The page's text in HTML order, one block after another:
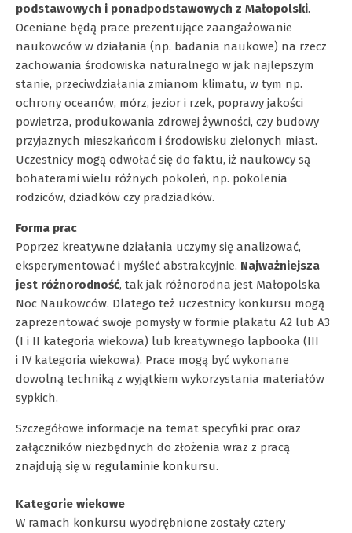
podstawowych i ponadpodstawowych z Małopolski.
Oceniane będą prace prezentujące zaangażowanie
naukowców w działania (np. badania naukowe) na rzecz
zachowania środowiska naturalnego w jak najlepszym
stanie, przeciwdziałania zmianom klimatu, w tym np.
ochrony oceanów, mórz, jezior i rzek, poprawy jakości
powietrza, produkowania zdrowej żywności, czy budowy
przyjaznych mieszkańcom i środowisku zielonych miast.
Uczestnicy mogą odwołać się do faktu, iż naukowcy są
bohaterami wielu różnych pokoleń, np. pokolenia
rodziców, dziadków czy pradziadków.
Forma prac
Poprzez kreatywne działania uczymy się analizować,
eksperymentować i myśleć abstrakcyjnie. Najważniejsza
jest różnorodność, tak jak różnorodna jest Małopolska
Noc Naukowców. Dlatego też uczestnicy konkursu mogą
zaprezentować swoje pomysły w formie plakatu A2 lub A3
(I i II kategoria wiekowa) lub kreatywnego lapbooka (III
i IV kategoria wiekowa). Prace mogą być wykonane
dowolną techniką z wyjątkiem wykorzystania materiałów
sypkich.
Szczegółowe informacje na temat specyfiki prac oraz
załączników niezbędnych do złożenia wraz z pracą
znajdują się w regulaminie konkursu.
Kategorie wiekowe
W ramach konkursu wyodrębnione zostały cztery